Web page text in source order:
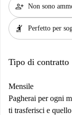
person_add Non sono
hail Perfetto per
Tipo di contratto
Mensile
Pagherai per ogni
ti trasferisci e